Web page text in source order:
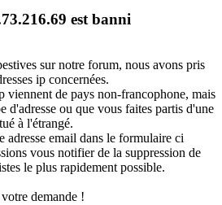
est banni
sur notre forum, nous avons pris
ip concernées.
viennent de pays non-francophone, mais
d'adresse ou que vous faites partis d'une
à l'étrangé.
adresse email dans le formulaire ci
vous notifier de la suppression de
le plus rapidement possible.
demande !